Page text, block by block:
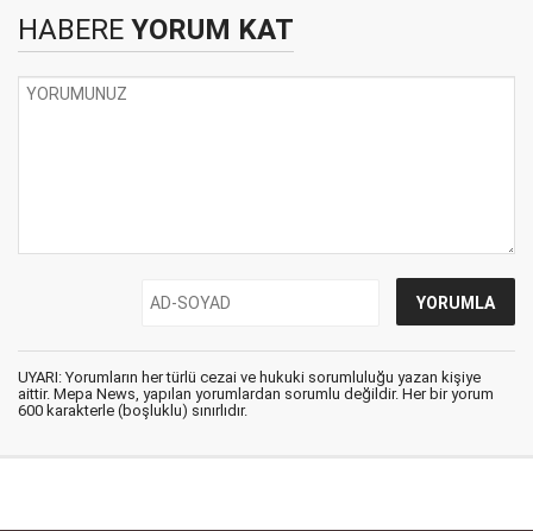
HABERE YORUM KAT
UYARI: Yorumların her türlü cezai ve hukuki sorumluluğu yazan kişiye
aittir. Mepa News, yapılan yorumlardan sorumlu değildir. Her bir yorum
600 karakterle (boşluklu) sınırlıdır.